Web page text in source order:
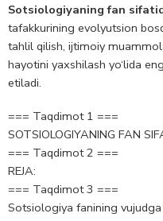
Sotsiologiyaning fan
tafakkurining evolyutsion
tahlil qilish, ijtimoiy
hayotini yaxshilash yo‘lida
etiladi.
=== Taqdimot 1 ===
SOTSIOLOGIYANING FAN
=== Taqdimot 2 ===
REJA:
=== Taqdimot 3 ===
Sotsiologiya fanining